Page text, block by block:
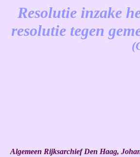
Resolutie inzake
resolutie tegen
Algemeen Rijksarchief Den Haag,